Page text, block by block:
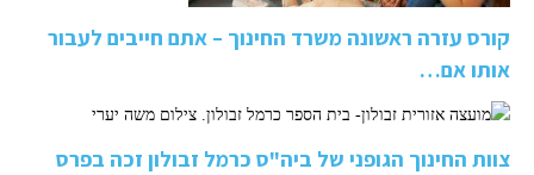
קורס עזרה ראשונה משרד החינוך – אתם חייבים לעבור
אותו אם…
צוות החינוך הגופני של ביה"ס כרמל זבולון זכה בפרס